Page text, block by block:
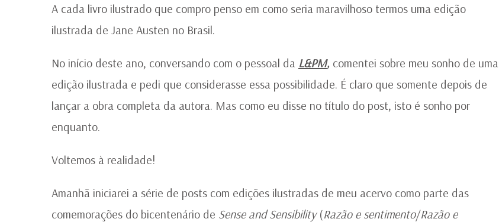
A cada livro ilustrado que compro penso em como seria maravilhoso termos uma edição
ilustrada de Jane Austen no Brasil.
No início deste ano, conversando com o pessoal da L&PM, comentei sobre meu sonho de uma
edição ilustrada e pedi que considerasse essa possibilidade. É claro que somente depois de
lançar a obra completa da autora. Mas como eu disse no título do post, isto é sonho por
enquanto.
Voltemos à realidade!
Amanhã iniciarei a série de posts com edições ilustradas de meu acervo como parte das
comemorações do bicentenário de Sense and Sensibility (Razão e sentimento/Razão e